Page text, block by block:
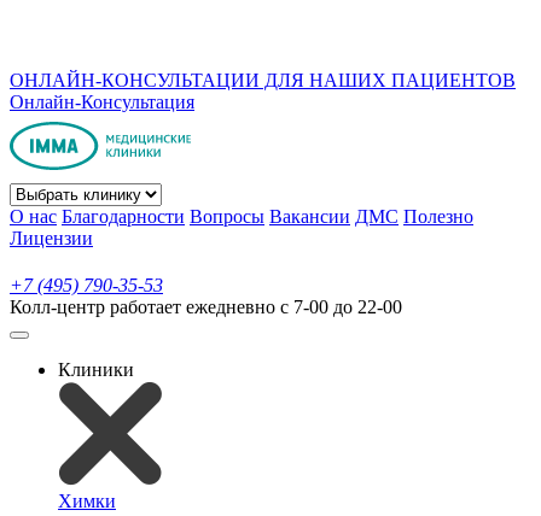
ОНЛАЙН-КОНСУЛЬТАЦИИ ДЛЯ НАШИХ ПАЦИЕНТОВ
Онлайн-Консультация
О нас Благодарности Вопросы Вакансии ДМС Полезно
Лицензии
+7 (495) 790-35-53
Колл-центр работает ежедневно с 7-00 до 22-00
Клиники
Химки